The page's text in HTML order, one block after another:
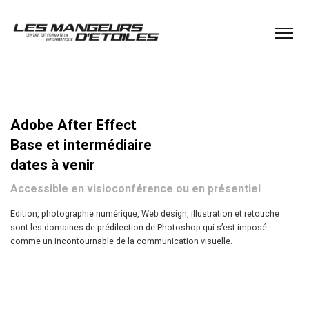
Adobe After Effect
Base et intermédiaire
dates à venir
Accessible en visioconférence ou en présentiel
Edition, photographie numérique, Web design, illustration et retouche
sont les domaines de prédilection de Photoshop qui s’est imposé
comme un incontournable de la communication visuelle.